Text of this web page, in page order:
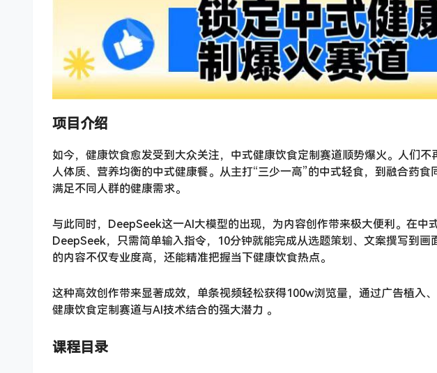
项目介绍
如今，健康饮食愈发受到大众关注，中式健康饮食定制赛道顺势爆火。人们
人体质、营养均衡的中式健康餐。从主打“三少一高”的中式轻食，到融合药食
满足不同人群的健康需求。
与此同时，DeepSeek这一AI大模型的出现，为内容创作带来极大便利。在中
DeepSeek，只需简单输入指令，10分钟就能完成从选题策划、文案撰写到
的内容不仅专业度高，还能精准把握当下健康饮食热点。
这种高效创作带来显著成效，单条视频轻松获得100w浏览量，通过广告植入
健康饮食定制赛道与AI技术结合的强大潜力 。
课程目录